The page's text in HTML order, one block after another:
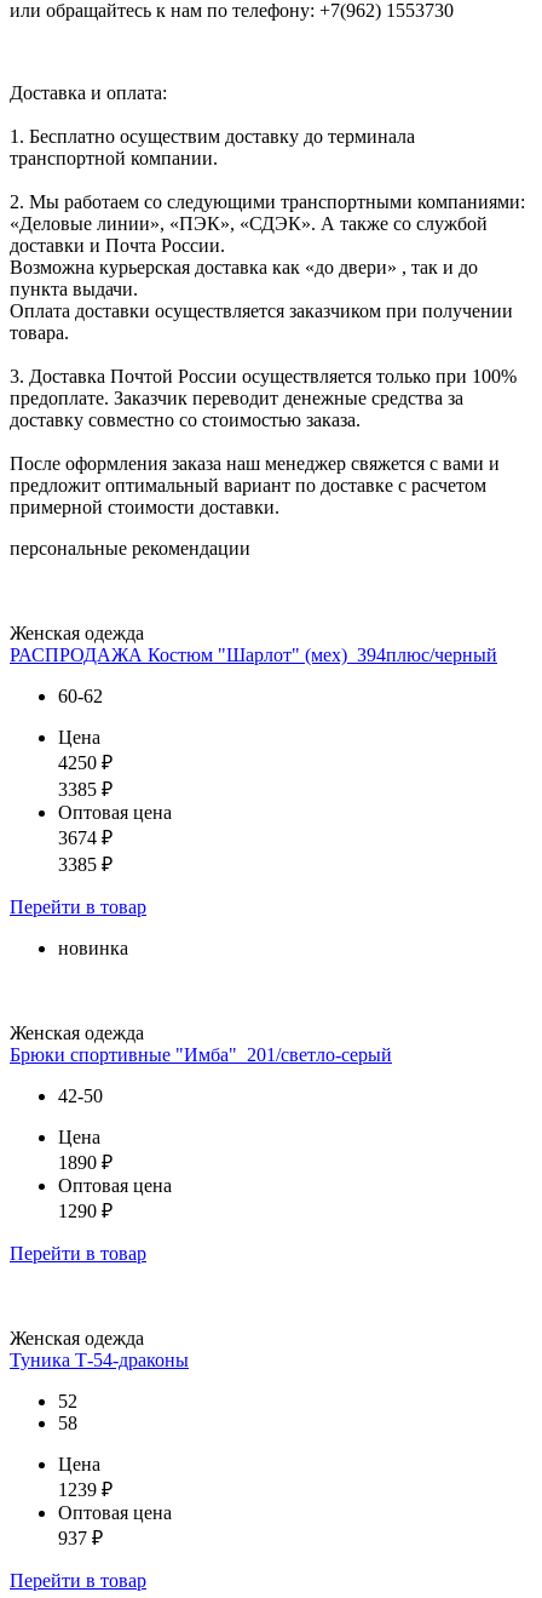
или обращайтесь к нам по телефону: +7(962) 1553730
Доставка и оплата:
1. Бесплатно осуществим доставку до терминала
транспортной компании.
2. Мы работаем со следующими транспортными компаниями:
«Деловые линии», «ПЭК», «СДЭК». А также со службой
доставки и Почта России.
Возможна курьерская доставка как «до двери» , так и до
пункта выдачи.
Оплата доставки осуществляется заказчиком при получении
товара.
3. Доставка Почтой России осуществляется только при 100%
предоплате. Заказчик переводит денежные средства за
доставку совместно со стоимостью заказа.
После оформления заказа наш менеджер свяжется с вами и
предложит оптимальный вариант по доставке с расчетом
примерной стоимости доставки.
персональные рекомендации
Женская одежда
РАСПРОДАЖА Костюм "Шарлот" (мех)_394плюс/черный
60-62
Цена
4250 ₽
3385 ₽
Оптовая цена
3674 ₽
3385 ₽
Перейти в товар
новинка
Женская одежда
Брюки спортивные "Имба"_201/светло-серый
42-50
Цена
1890 ₽
Оптовая цена
1290 ₽
Перейти в товар
Женская одежда
Туника Т-54-драконы
52
58
Цена
1239 ₽
Оптовая цена
937 ₽
Перейти в товар